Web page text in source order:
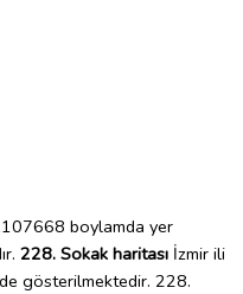
boylamda yer
228. Sokak haritası İzmir ili
gösterilmektedir. 228.